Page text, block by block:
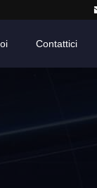
Contattici